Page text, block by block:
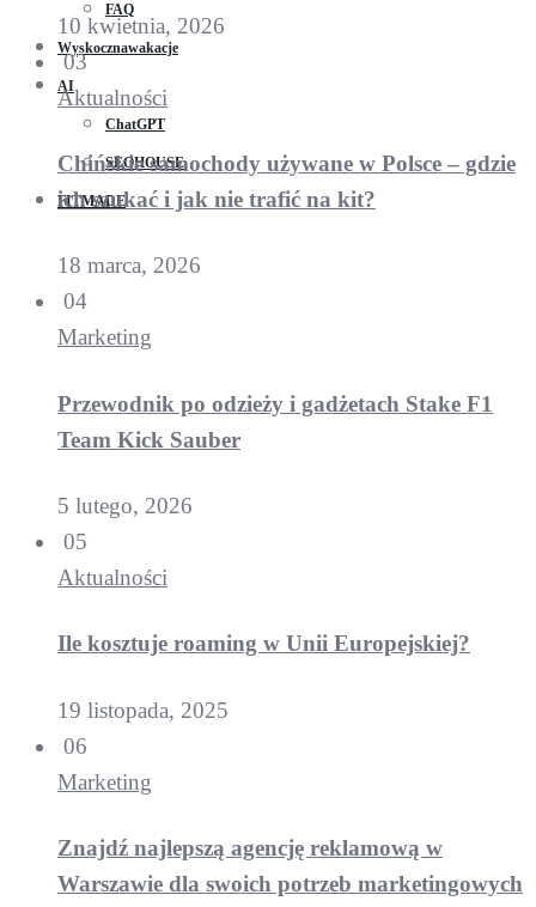
FAQ
Wyskocznawakacje
AI
ChatGPT
SEOHOUSE
FITMADE
10 kwietnia, 2026
03
Aktualności
Chińskie samochody używane w Polsce – gdzie
ich szukać i jak nie trafić na kit?
18 marca, 2026
04
Marketing
Przewodnik po odzieży i gadżetach Stake F1
Team Kick Sauber
5 lutego, 2026
05
Aktualności
Ile kosztuje roaming w Unii Europejskiej?
19 listopada, 2025
06
Marketing
Znajdź najlepszą agencję reklamową w
Warszawie dla swoich potrzeb marketingowych